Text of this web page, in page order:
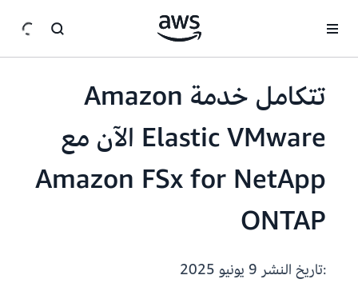
تتكامل خدمة Amazon
Elastic VMware الآن مع
Amazon FSx for NetApp
ONTAP
:تاريخ النشر